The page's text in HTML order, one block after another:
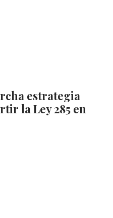
estrategia
la Ley 285 en